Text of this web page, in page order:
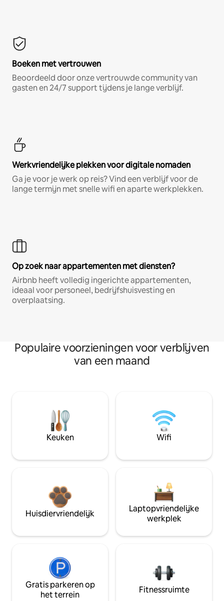
Boeken met vertrouwen
Beoordeeld door onze vertrouwde community van
gasten en 24/7 support tijdens je lange verblijf.
Werkvriendelijke plekken voor digitale nomaden
Ga je voor je werk op reis? Vind een verblijf voor de
lange termijn met snelle wifi en aparte werkplekken.
Op zoek naar appartementen met diensten?
Airbnb heeft volledig ingerichte appartementen,
ideaal voor personeel, bedrijfshuisvesting en
overplaatsing.
Populaire voorzieningen voor verblijven
van een maand
Keuken Wifi
Huisdiervriendelijk
Laptopvriendelijke
werkplek
Gratis parkeren op
het terrein
Fitnessruimte